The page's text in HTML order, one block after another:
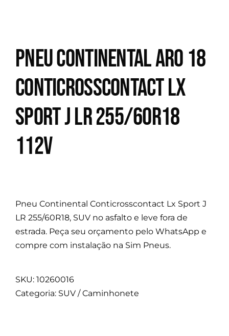
Pneu Continental Aro 18
Conticrosscontact Lx
Sport J LR 255/60R18
112V
Pneu Continental Conticrosscontact Lx Sport J
LR 255/60R18, SUV no asfalto e leve fora de
estrada. Peça seu orçamento pelo WhatsApp e
compre com instalação na Sim Pneus.
SKU: 10260016
Categoria: SUV / Caminhonete